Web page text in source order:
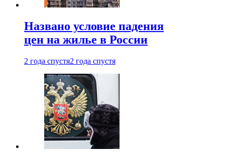
Названо условие падения
цен на жилье в России
2 года спустя2 года спустя